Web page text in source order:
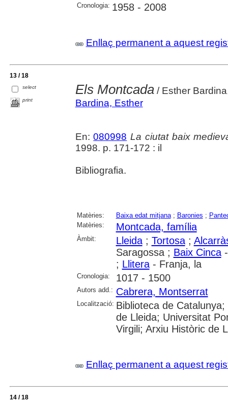
Cronologia: 1958 - 2008
Enllaç permanent a aquest
13 / 18
select
print
Els Montcada/ Esther
Bardina, Esther
En:080998 La ciutat baix
1998. p. 171-172 : il
Bibliografia.
Matèries: Baixa edat mitjana; Baronies ;
Matèries:
Montcada, família
Àmbit: Lleida; Tortosa;
Saragossa ; Baix Cinca-
; Llitera- Franja, la
Cronologia: 1017 - 1500
Autors add.: Cabrera, Montserrat
Localització: Biblioteca de
de Lleida; Universitat
Virgili; Arxiu Històric de
Enllaç permanent a aquest
14 / 18